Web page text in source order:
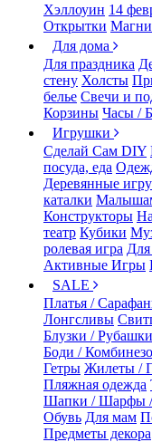
Хэллоуин 14
Открытки
Для дома
Для праздника
стену Холсты
белье Свечи и
Корзины Часы /
Игрушки
Сделай Сам DIY
посуда, еда
Деревянные
каталки
Конструкторы
театр Кубики
ролевая игра
Активные Игры
SALE
Платья /
Лонгсливы
Блузки / Рубашки
Боди /
Гетры Жилеты /
Пляжная одежда
Шапки / Шарфы /
Обувь Для мам
Предметы декора